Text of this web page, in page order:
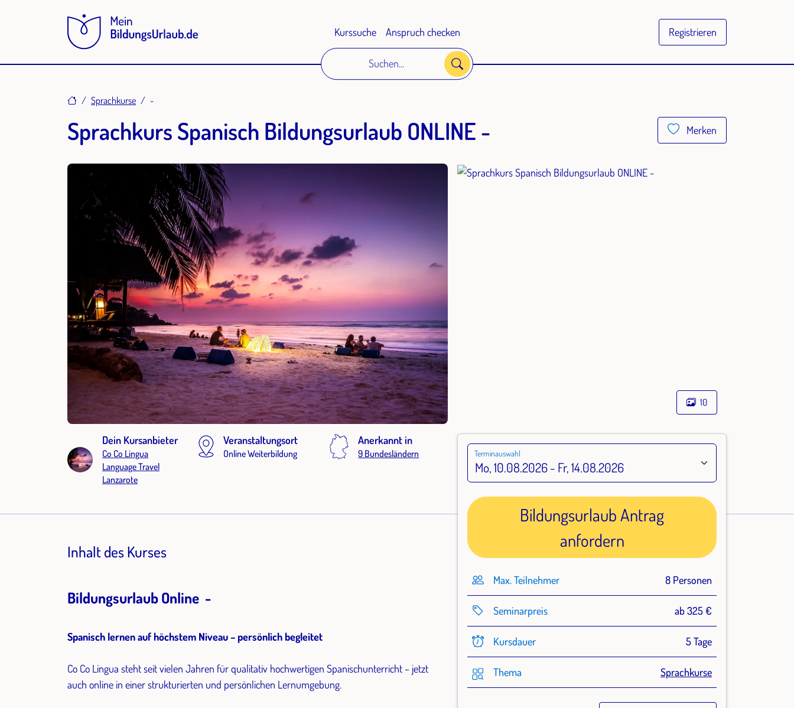
Kurssuche Anspruch checken
Suchen...
Registrieren
HomeSprachkurse -
Sprachkurs Spanisch Bildungsurlaub ONLINE - Merken
10
Dein Kursanbieter
Co Co Lingua
Language Travel
Lanzarote
Veranstaltungsort
Online Weiterbildung
Anerkannt in
9 Bundesländern
Inhalt des Kurses
Bildungsurlaub Online -
Spanisch lernen auf höchstem Niveau – persönlich begleitet
Co Co Lingua steht seit vielen Jahren für qualitativ hochwertigen Spanischunterricht – jetzt
auch online in einer strukturierten und persönlichen Lernumgebung.
Terminauswahl
Bildungsurlaub Antrag
anfordern
Max. Teilnehmer 8 Personen
Seminarpreis ab 325 €
Kursdauer 5 Tage
Thema Sprachkurse